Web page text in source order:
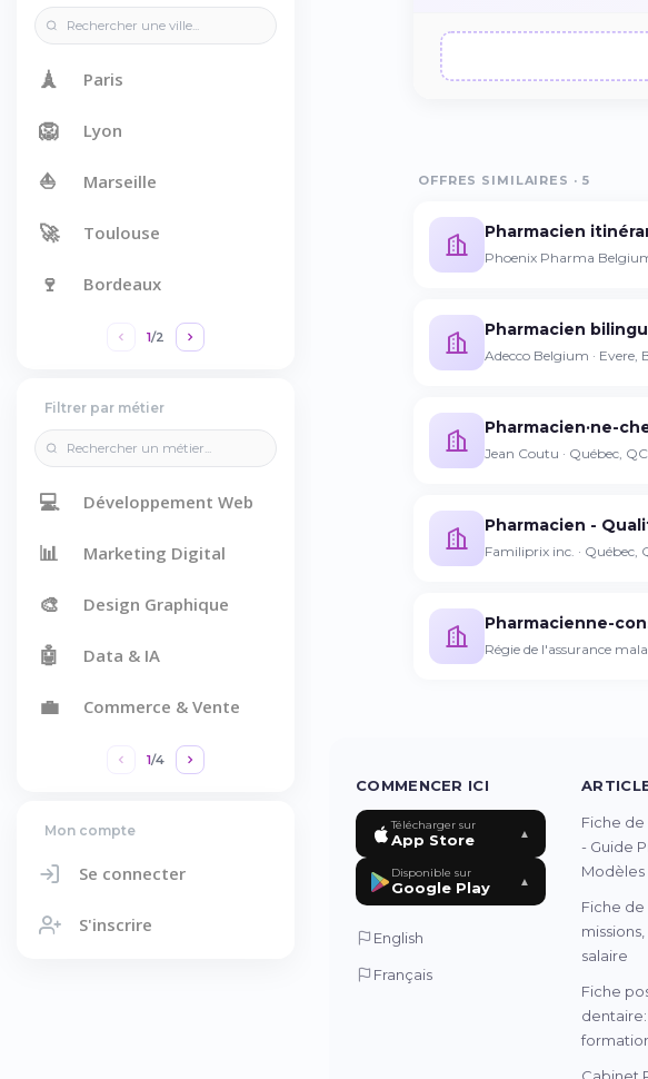
🗼 Paris
🦁 Lyon
⛵ Marseille
🚀 Toulouse
🍷 Bordeaux
1/2
Filtrer par métier
💻 Développement Web
📊 Marketing Digital
🎨 Design Graphique
🤖 Data & IA
💼 Commerce & Vente
1/4
Mon compte
Se connecter
S'inscrire
OFFRES SIMILAIRES · 5
Pharmacien
Phoenix Pharma
Pharmacien
Adecco Belgium · Evere,
Pharmacien·ne-
Jean Coutu · Québec,
Pharmacien -
Familiprix inc. · Québec,
Pharmacienne-
Régie de l'assurance
Se
COMMENCER ICI
Télécharger sur
App Store ▲
Disponible sur
Google Play ▲
English
Français
Fiche
- Guide
Modèles
Fiche
salaire
Fiche
dentaire: